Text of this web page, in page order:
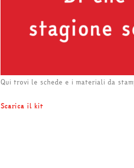
Qui trovi le schede e i materiali da
Scarica il kit